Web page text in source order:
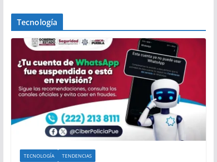
Tecnología
TECNOLOGÍA TENDENCIAS